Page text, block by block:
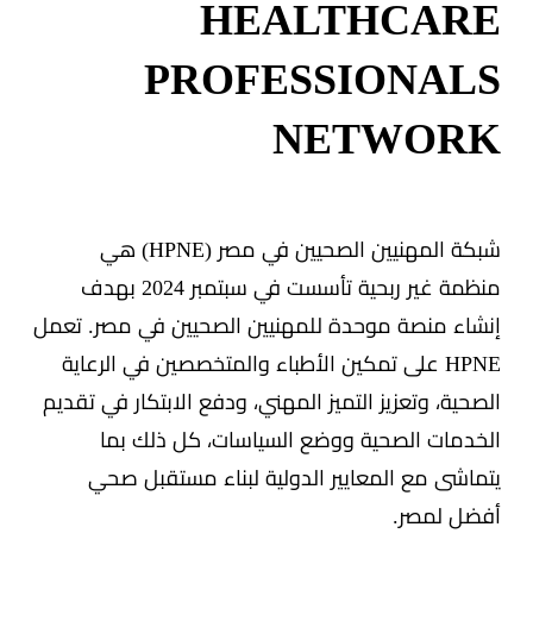
HEALTHCARE
PROFESSIONALS
NETWORK
شبكة المهنيين الصحيين في مصر (HPNE) هي
منظمة غير ربحية تأسست في سبتمبر 2024 بهدف
إنشاء منصة موحدة للمهنيين الصحيين في مصر. تعمل
HPNE على تمكين الأطباء والمتخصصين في الرعاية
الصحية، وتعزيز التميز المهني، ودفع الابتكار في تقديم
الخدمات الصحية ووضع السياسات، كل ذلك بما
يتماشى مع المعايير الدولية لبناء مستقبل صحي
أفضل لمصر.